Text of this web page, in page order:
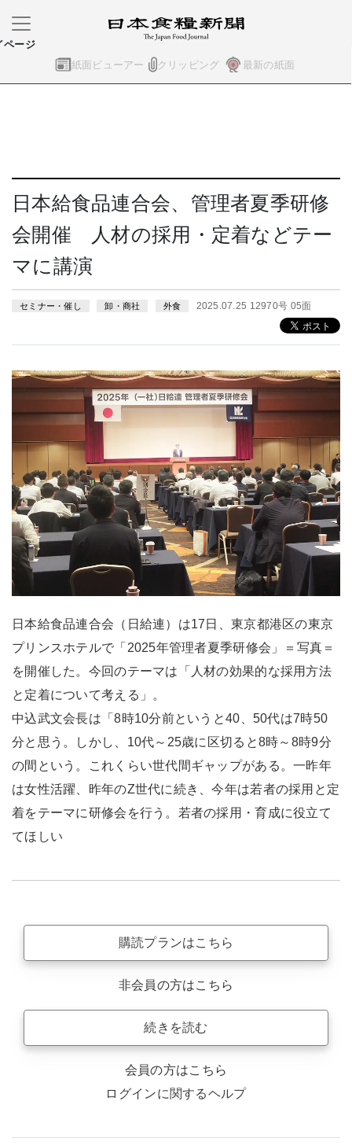
紙面ビューアー クリッピング 最新の紙面
ページ
日本給食品連合会、管理者夏季研修
会開催 人材の採用・定着などテー
マに講演
セミナー・催し 卸・商社 外食 2025.07.25 12970号 05面
日本給食品連合会（日給連）は17日、東京都港区の東京
プリンスホテルで「2025年管理者夏季研修会」＝写真＝
を開催した。今回のテーマは「人材の効果的な採用方法
と定着について考える」。
中込武文会長は「8時10分前というと40、50代は7時50
分と思う。しかし、10代～25歳に区切ると8時～8時9分
の間という。これくらい世代間ギャップがある。一昨年
は女性活躍、昨年のZ世代に続き、今年は若者の採用と定
着をテーマに研修会を行う。若者の採用・育成に役立て
てほしい
購読プランはこちら
非会員の方はこちら
続きを読む
会員の方はこちら
ログインに関するヘルプ